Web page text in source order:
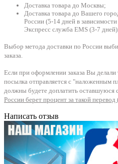
Доставка товара до Москвы;
Доставка товара до Вашего
России (5-14 дней в
Экспресс служба EMS (3-7
Выбор метода доставки по России
заказа.
Если при оформлении заказа Вы делали
посылка отправляется с "наложенным
должны будете доплатить оставшуюся
России берет процент за такой
Написать отзыв